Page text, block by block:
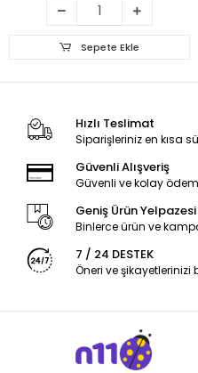
Sepete Ekle
Hızlı Teslimat
Siparişleriniz en kısa
Güvenli Alışveriş
Güvenli ve kolay
Geniş Ürün Yelpazesi
Binlerce ürün ve
7 / 24 DESTEK
Öneri ve şikayetlerinizi